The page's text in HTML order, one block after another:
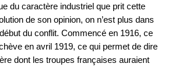
du caractère industriel que prit cette
de son opinion, on n’est plus dans
du conflit. Commencé en 1916, ce
en avril 1919, ce qui permet de dire
dont les troupes françaises auraient